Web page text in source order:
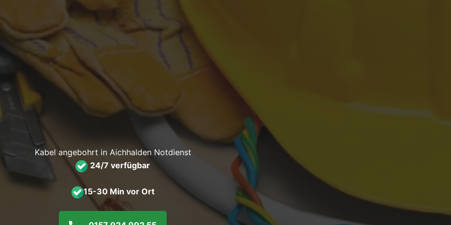
Kabel angebohrt in Aichhalden Notdienst
24/7 verfügbar
15-30 Min vor Ort